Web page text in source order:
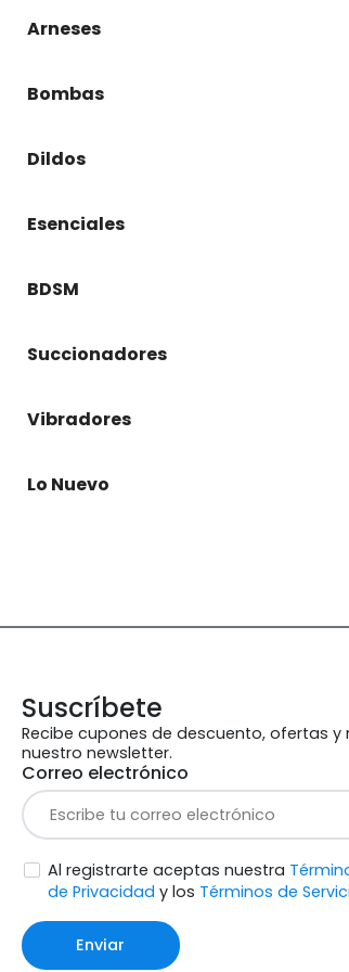
Arneses
Bombas
Dildos
Esenciales
BDSM
Succionadores
Vibradores
Lo Nuevo
Suscríbete
Recibe cupones de descuento, ofertas
nuestro newsletter.
Correo electrónico
Al registrarte aceptas nuestra
de Privacidad y los Términos de
Enviar